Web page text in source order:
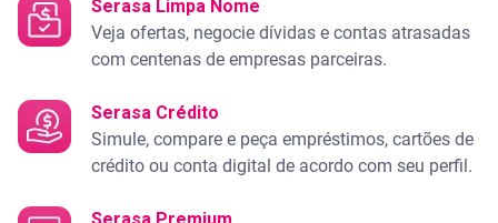
Serasa Limpa Nome
Veja ofertas, negocie dívidas e contas atrasadas
com centenas de empresas parceiras.
Serasa Crédito
Simule, compare e peça empréstimos, cartões de
crédito ou conta digital de acordo com seu perfil.